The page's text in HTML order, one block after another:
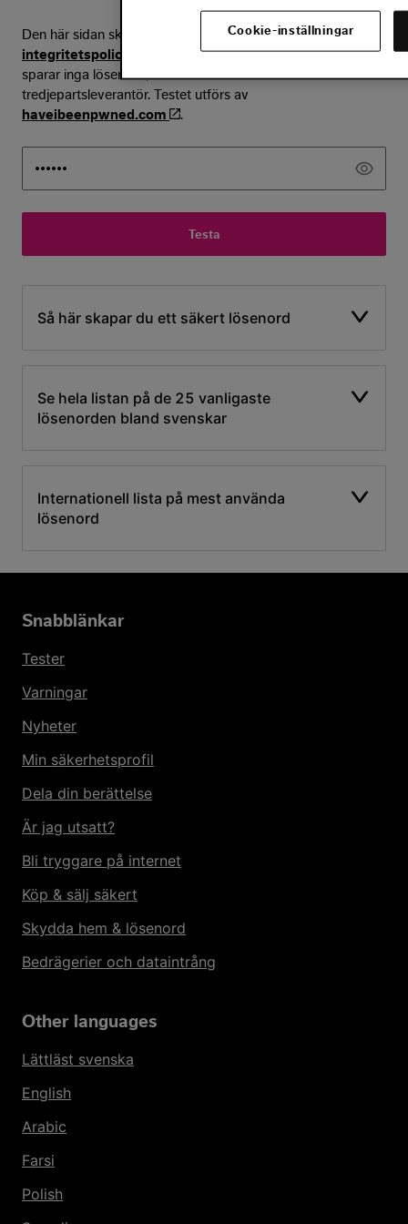
Den här sidan skyddas av Recaptcha och Googles
integritetspolicy
villkor
gäller. Säkerhetskollen
sparar inga lösenord, men vi använder oss av
tredjepartsleverantör. Testet utförs av
haveibeenpwned.com
​.
Testa
Så här skapar du ett säkert lösenord
Se hela listan på de 25 vanligaste
lösenorden bland svenskar
Internationell lista på mest använda
lösenord
Snabblänkar
Tester
Varningar
Nyheter
Min säkerhetsprofil
Dela din berättelse
Är jag utsatt?
Bli tryggare på internet
Köp & sälj säkert
Skydda hem & lösenord
Bedrägerier och dataintrång
Other languages
Lättläst svenska
English
Arabic
Farsi
Polish
Cookie-inställningar